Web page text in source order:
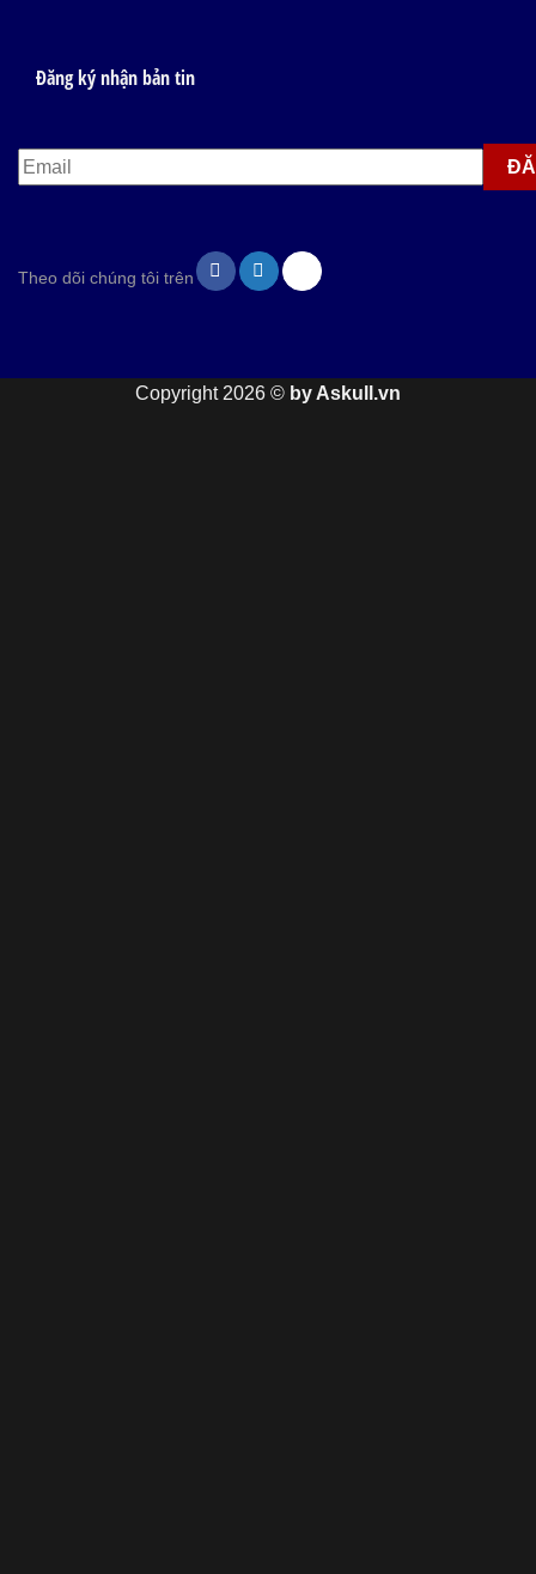
Đăng ký nhận bản tin
Theo dõi chúng tôi trên
Copyright 2026 © by Askull.vn